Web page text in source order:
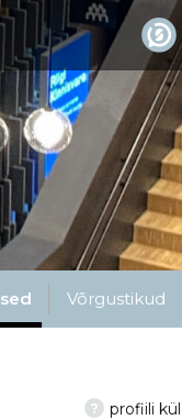
Võrgustikud
? profiili